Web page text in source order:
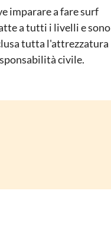
imparare a fare surf
a tutti i livelli e sono
tutta l'attrezzatura
civile.